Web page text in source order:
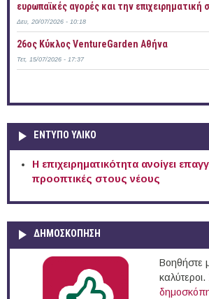
ευρωπαϊκές αγορές και την επιχειρηματική
Δευ, 20/07/2026 - 10:18
26ος Κύκλος VentureGarden Αθήνα
Τετ, 15/07/2026 - 17:37
ΕΝΤΥΠΟ ΥΛΙΚΟ
Η επιχειρηματικότητα ανοίγει
προοπτικές στους νέους
ΔΗΜΟΣΚΟΠΗΣΗ
Βοηθήστε
καλύτεροι.